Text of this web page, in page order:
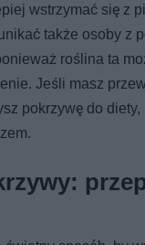
wstrzymać się z
także osoby z
roślina ta
Jeśli masz
pokrzywę do